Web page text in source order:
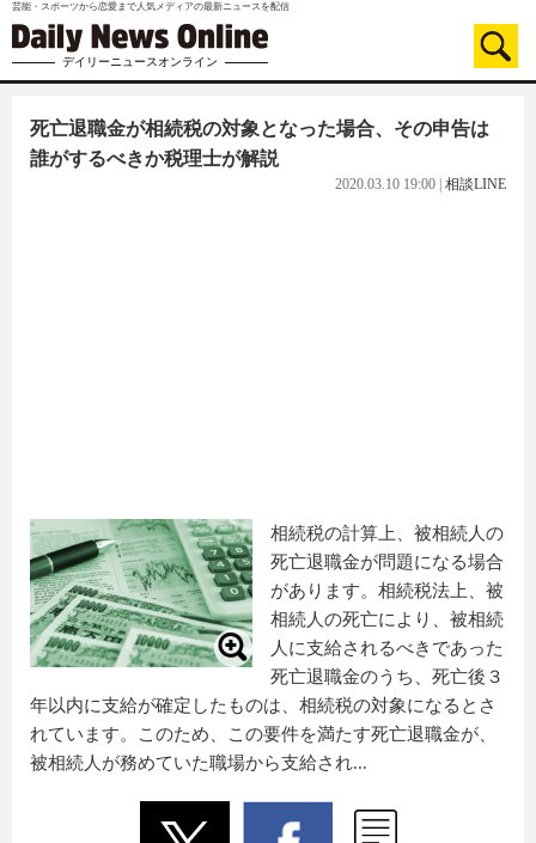
芸能・スポーツから恋愛まで人気メディアの最新ニュースを配信
デイリーニュースオンライン
死亡退職金が相続税の対象となった場合、その申告は
誰がするべきか税理士が解説
2020.03.10 19:00 相談LINE
相続税の計算上、被相続人の
死亡退職金が問題になる場合
があります。相続税法上、被
相続人の死亡により、被相続
人に支給されるべきであった
死亡退職金のうち、死亡後３
年以内に支給が確定したものは、相続税の対象になるとさ
れています。このため、この要件を満たす死亡退職金が、
被相続人が務めていた職場から支給され...